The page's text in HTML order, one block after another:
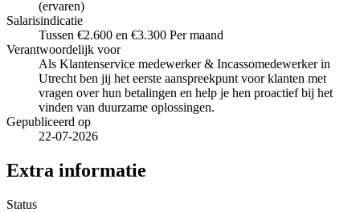
(ervaren)
Salarisindicatie
Tussen €2.600 en €3.300 Per maand
Verantwoordelijk voor
Als Klantenservice medewerker & Incassomedewerker in
Utrecht ben jij het eerste aanspreekpunt voor klanten met
vragen over hun betalingen en help je hen proactief bij het
vinden van duurzame oplossingen.
Gepubliceerd op
22-07-2026
Extra informatie
Status